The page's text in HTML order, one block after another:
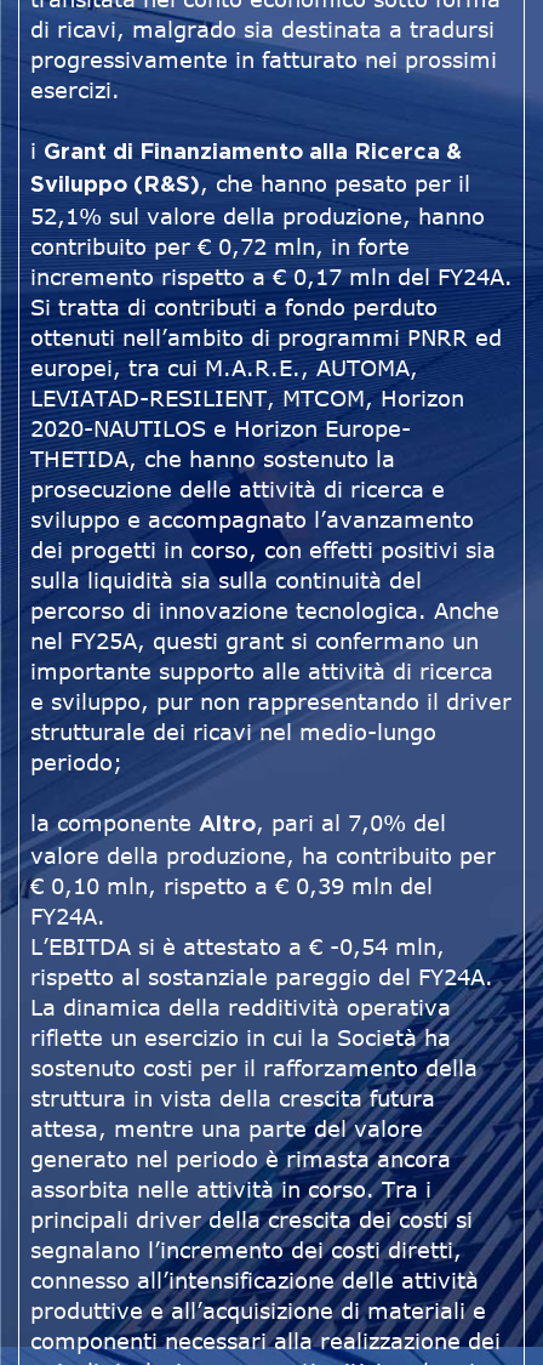
di ricavi, malgrado sia destinata a tradursi
progressivamente in fatturato nei prossimi
esercizi.
i Grant di Finanziamento alla Ricerca &
Sviluppo (R&S), che hanno pesato per il
52,1% sul valore della produzione, hanno
contribuito per € 0,72 mln, in forte
incremento rispetto a € 0,17 mln del FY24A.
Si tratta di contributi a fondo perduto
ottenuti nell’ambito di programmi PNRR ed
europei, tra cui M.A.R.E., AUTOMA,
LEVIATAD-RESILIENT, MTCOM, Horizon
2020-NAUTILOS e Horizon Europe-
THETIDA, che hanno sostenuto la
prosecuzione delle attività di ricerca e
sviluppo e accompagnato l’avanzamento
dei progetti in corso, con effetti positivi sia
sulla liquidità sia sulla continuità del
percorso di innovazione tecnologica. Anche
nel FY25A, questi grant si confermano un
importante supporto alle attività di ricerca
e sviluppo, pur non rappresentando il driver
strutturale dei ricavi nel medio-lungo
periodo;
la componente Altro, pari al 7,0% del
valore della produzione, ha contribuito per
€ 0,10 mln, rispetto a € 0,39 mln del
FY24A.
L’EBITDA si è attestato a € -0,54 mln,
rispetto al sostanziale pareggio del FY24A.
La dinamica della redditività operativa
riflette un esercizio in cui la Società ha
sostenuto costi per il rafforzamento della
struttura in vista della crescita futura
attesa, mentre una parte del valore
generato nel periodo è rimasta ancora
assorbita nelle attività in corso. Tra i
principali driver della crescita dei costi si
segnalano l’incremento dei costi diretti,
connesso all’intensificazione delle attività
produttive e all’acquisizione di materiali e
componenti necessari alla realizzazione dei